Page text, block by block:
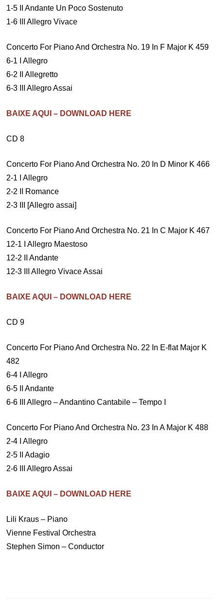
1-5 II Andante Un Poco Sostenuto
1-6 III Allegro Vivace
Concerto For Piano And Orchestra No. 19 In F Major K 459
6-1 I Allegro
6-2 II Allegretto
6-3 III Allegro Assai
BAIXE AQUI – DOWNLOAD HERE
CD 8
Concerto For Piano And Orchestra No. 20 In D Minor K 466
2-1 I Allegro
2-2 II Romance
2-3 III [Allegro assai]
Concerto For Piano And Orchestra No. 21 In C Major K 467
12-1 I Allegro Maestoso
12-2 II Andante
12-3 III Allegro Vivace Assai
BAIXE AQUI – DOWNLOAD HERE
CD 9
Concerto For Piano And Orchestra No. 22 In E-flat Major K
482
6-4 I Allegro
6-5 II Andante
6-6 III Allegro – Andantino Cantabile – Tempo I
Concerto For Piano And Orchestra No. 23 In A Major K 488
2-4 I Allegro
2-5 II Adagio
2-6 III Allegro Assai
BAIXE AQUI – DOWNLOAD HERE
Lili Kraus – Piano
Vienne Festival Orchestra
Stephen Simon – Conductor